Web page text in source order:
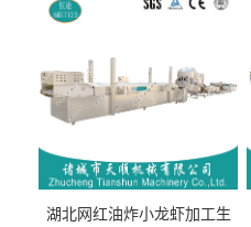
湖北网红油炸小龙虾加工生